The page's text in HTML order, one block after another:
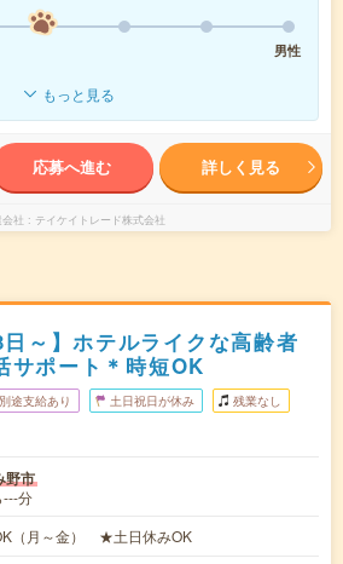
男性
もっと見る
応募へ進む 詳しく見る
社 テイケイトレード株式会社
日～】ホテルライクな高齢者
サポート＊時短OK
途支給あり 土日祝日が休み 残業なし
野市
---分
（月～金） ★土日休みOK